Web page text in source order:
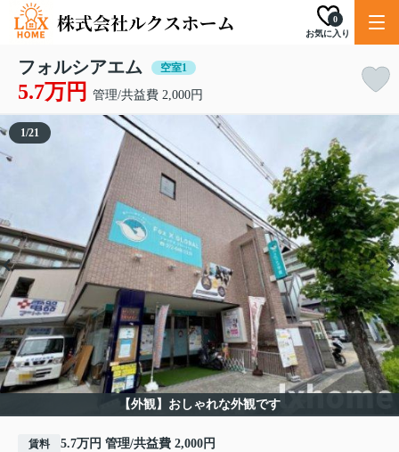
お気に入り
0
フォルシアエム 空室1
5.7万円 管理/共益費 2,000円
【外観】おしゃれな外観です
1/21
賃料 5.7万円 管理/共益費 2,000円